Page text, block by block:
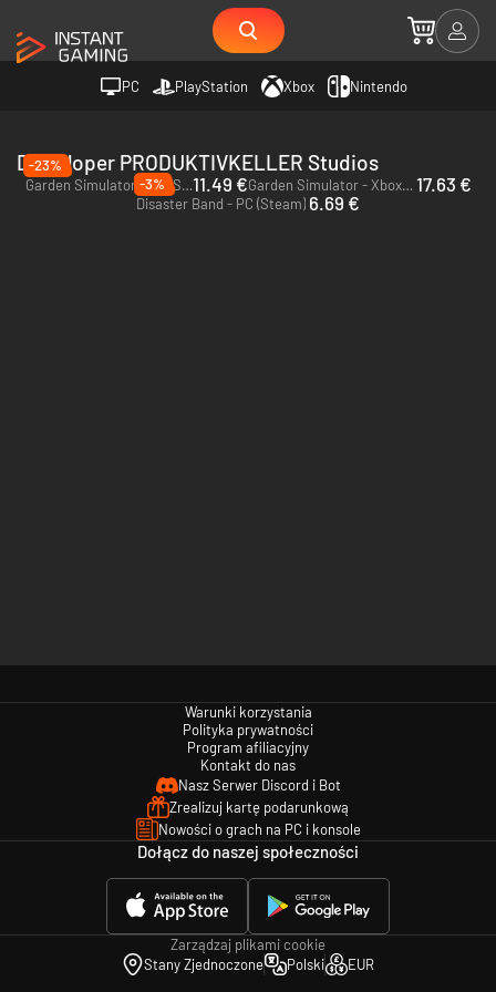
PC PlayStation Xbox Nintendo
Deweloper PRODUKTIVKELLER Studios
-23%
Garden Simulator - PC (Steam)11.49 € Garden Simulator - Xbox One & Xbox Series X|S 17.63 €
-3%
Disaster Band - PC (Steam) 6.69 €
Warunki korzystania
Polityka prywatności
Program afiliacyjny
Kontakt do nas
Nasz Serwer Discord i Bot
Zrealizuj kartę podarunkową
Nowości o grach na PC i konsole
Dołącz do naszej społeczności
Zarządzaj plikami cookie
Stany Zjednoczone
Polski EUR